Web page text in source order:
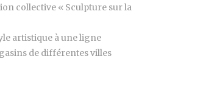
collective « Sculpture sur la
artistique à une ligne
de différentes villes